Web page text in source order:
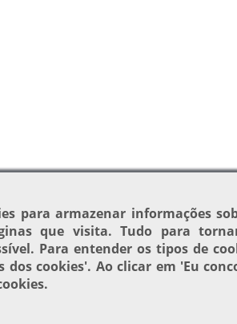
para armazenar informações
que visita. Tudo para
Para entender os tipos de
dos cookies'. Ao clicar em 'Eu